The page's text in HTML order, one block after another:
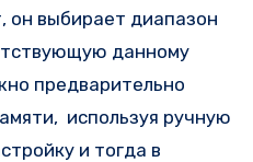
он выбирает диапазон
данному
предварительно
используя ручную
и тогда в